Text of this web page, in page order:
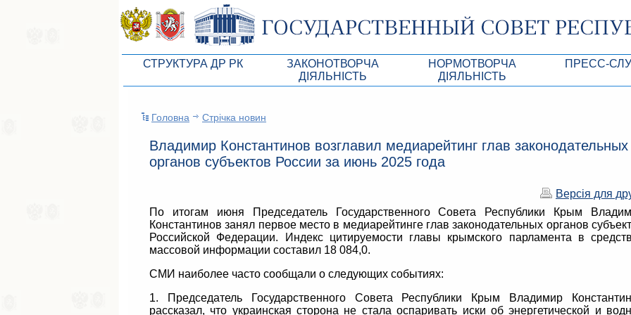
СТРУКТУРА ДР РК
Президія ВР АРК
Депутатський корпус
Постійні комісії ВР АРК
Апарат ДР РК
Советники Председателя ГС РК
Управление делами ГС РК
Поиск депутата по округу
ЗАКОНОТВОРЧА
ДІЯЛЬНІСТЬ
Законы
Антикоррупционная экспертиза
Информация
Схема законодательного процесса в РК
Статистика законотворчества
НОРМОТВОРЧА
ДIЯЛЬНIСТЬ
Акти Президії ВР АРК
Проекти нормативно-правових та інших
ПРЕСС-
Фотогалерея
Контакты
Головна Стрічка новин
Владимир Константинов возглавил медиарейтинг глав законодательных
органов субъектов России за июнь 2025 года
Версія для
По итогам июня Председатель Государственного Совета Республики Крым
Константинов занял первое место в медиарейтинге глав законодательных органов
Российской Федерации. Индекс цитируемости главы крымского парламента в
массовой информации составил 18 084,0.
СМИ наиболее часто сообщали о следующих событиях:
1. Председатель Государственного Совета Республики Крым Владимир
рассказал, что украинская сторона не стала оспаривать иски об энергетической и